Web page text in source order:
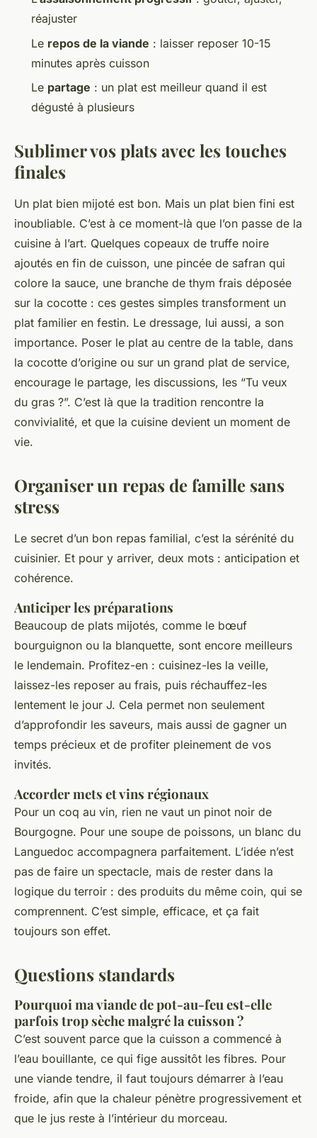
réajuster
Le repos de la viande : laisser reposer 10-15
minutes après cuisson
Le partage : un plat est meilleur quand il est
dégusté à plusieurs
Sublimer vos plats avec les touches
finales
Un plat bien mijoté est bon. Mais un plat bien fini est
inoubliable. C’est à ce moment-là que l’on passe de la
cuisine à l’art. Quelques copeaux de truffe noire
ajoutés en fin de cuisson, une pincée de safran qui
colore la sauce, une branche de thym frais déposée
sur la cocotte : ces gestes simples transforment un
plat familier en festin. Le dressage, lui aussi, a son
importance. Poser le plat au centre de la table, dans
la cocotte d’origine ou sur un grand plat de service,
encourage le partage, les discussions, les “Tu veux
du gras ?”. C’est là que la tradition rencontre la
convivialité, et que la cuisine devient un moment de
vie.
Organiser un repas de famille sans
stress
Le secret d’un bon repas familial, c’est la sérénité du
cuisinier. Et pour y arriver, deux mots : anticipation et
cohérence.
Anticiper les préparations
Beaucoup de plats mijotés, comme le bœuf
bourguignon ou la blanquette, sont encore meilleurs
le lendemain. Profitez-en : cuisinez-les la veille,
laissez-les reposer au frais, puis réchauffez-les
lentement le jour J. Cela permet non seulement
d’approfondir les saveurs, mais aussi de gagner un
temps précieux et de profiter pleinement de vos
invités.
Accorder mets et vins régionaux
Pour un coq au vin, rien ne vaut un pinot noir de
Bourgogne. Pour une soupe de poissons, un blanc du
Languedoc accompagnera parfaitement. L’idée n’est
pas de faire un spectacle, mais de rester dans la
logique du terroir : des produits du même coin, qui se
comprennent. C’est simple, efficace, et ça fait
toujours son effet.
Questions standards
Pourquoi ma viande de pot-au-feu est-elle
parfois trop sèche malgré la cuisson ?
C’est souvent parce que la cuisson a commencé à
l’eau bouillante, ce qui fige aussitôt les fibres. Pour
une viande tendre, il faut toujours démarrer à l’eau
froide, afin que la chaleur pénètre progressivement et
que le jus reste à l’intérieur du morceau.